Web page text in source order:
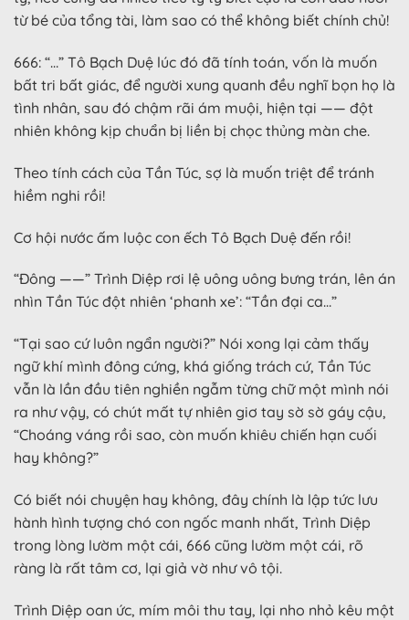
từ bé của tổng tài, làm sao có thể không biết chính chủ!
666: “…” Tô Bạch Duệ lúc đó đã tính toán, vốn là muốn
bất tri bất giác, để người xung quanh đều nghĩ bọn họ là
tình nhân, sau đó chậm rãi ám muội, hiện tại —— đột
nhiên không kịp chuẩn bị liền bị chọc thủng màn che.
Theo tính cách của Tần Túc, sợ là muốn triệt để tránh
hiềm nghi rồi!
Cơ hội nước ấm luộc con ếch Tô Bạch Duệ đến rồi!
“Đông ——” Trình Diệp rơi lệ uông uông bưng trán, lên án
nhìn Tần Túc đột nhiên ‘phanh xe’: “Tần đại ca…”
“Tại sao cứ luôn ngẩn người?” Nói xong lại cảm thấy
ngữ khí mình đông cứng, khá giống trách cứ, Tần Túc
vẫn là lần đầu tiên nghiền ngẫm từng chữ một mình nói
ra như vậy, có chút mất tự nhiên giơ tay sờ sờ gáy cậu,
“Choáng váng rồi sao, còn muốn khiêu chiến hạn cuối
hay không?”
Có biết nói chuyện hay không, đây chính là lập tức lưu
hành hình tượng chó con ngốc manh nhất, Trình Diệp
trong lòng lườm một cái, 666 cũng lườm một cái, rõ
ràng là rất tâm cơ, lại giả vờ như vô tội.
Trình Diệp oan ức, mím môi thu tay, lại nho nhỏ kêu một